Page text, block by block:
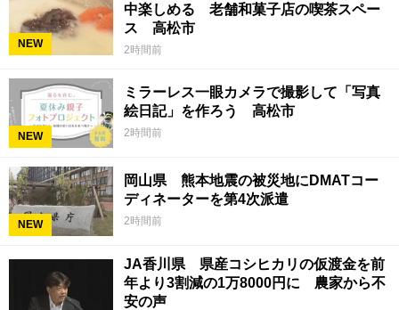
NEW
中楽しめる 老舗和菓子店の喫茶スペー
ス 高松市
2時間前
NEW
ミラーレス一眼カメラで撮影して「写真
絵日記」を作ろう 高松市
2時間前
NEW
岡山県 熊本地震の被災地にDMATコー
ディネーターを第4次派遣
2時間前
JA香川県 県産コシヒカリの仮渡金を前
年より3割減の1万8000円に 農家から不
安の声